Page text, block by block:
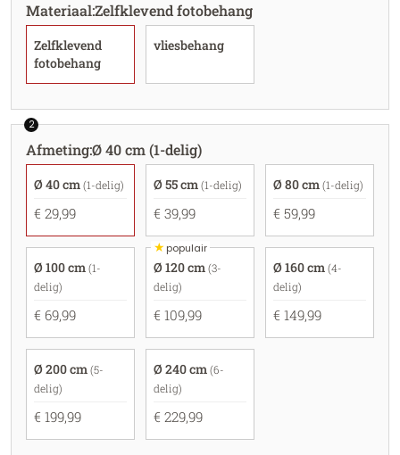
Materiaal:Zelfklevend fotobehang
Zelfklevend
fotobehang
vliesbehang
2
Afmeting:Ø 40 cm (1-delig)
Ø 40 cm (1-delig)
€ 29,99
Ø 55 cm (1-delig)
€ 39,99
Ø 80 cm (1-delig)
€ 59,99
Ø 100 cm (1-
delig)
€ 69,99
★populair
Ø 120 cm (3-
delig)
€ 109,99
Ø 160 cm (4-
delig)
€ 149,99
Ø 200 cm (5-
delig)
€ 199,99
Ø 240 cm (6-
delig)
€ 229,99